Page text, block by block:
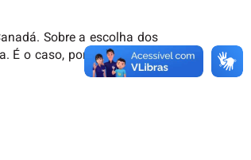
Sobre a escolha dos
É o caso, por exemplo, da